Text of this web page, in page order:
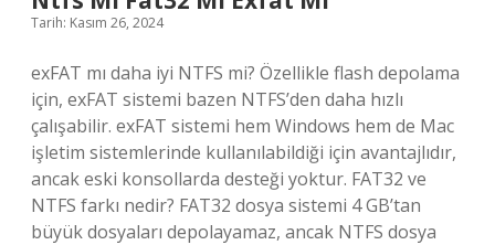
Tarih: Kasım 26, 2024
exFAT mı daha iyi NTFS mi? Özellikle flash depolama
için, exFAT sistemi bazen NTFS’den daha hızlı
çalışabilir. exFAT sistemi hem Windows hem de Mac
işletim sistemlerinde kullanılabildiği için avantajlıdır,
ancak eski konsollarda desteği yoktur. FAT32 ve
NTFS farkı nedir? FAT32 dosya sistemi 4 GB’tan
büyük dosyaları depolayamaz, ancak NTFS dosya